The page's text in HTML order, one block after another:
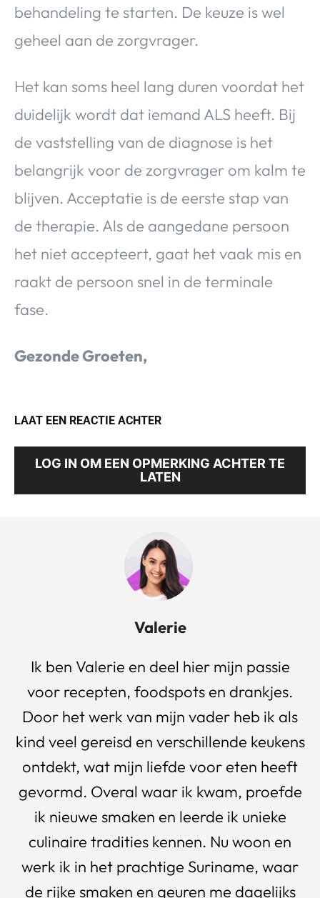
behandeling te starten. De keuze is wel
geheel aan de zorgvrager.
Het kan soms heel lang duren voordat het
duidelijk wordt dat iemand ALS heeft. Bij
de vaststelling van de diagnose is het
belangrijk voor de zorgvrager om kalm te
blijven. Acceptatie is de eerste stap van
de therapie. Als de aangedane persoon
het niet accepteert, gaat het vaak mis en
raakt de persoon snel in de terminale
fase.
Gezonde Groeten,
LAAT EEN REACTIE ACHTER
LOG IN OM EEN OPMERKING ACHTER TE
LATEN
Valerie
Ik ben Valerie en deel hier mijn passie
voor recepten, foodspots en drankjes.
Door het werk van mijn vader heb ik als
kind veel gereisd en verschillende keukens
ontdekt, wat mijn liefde voor eten heeft
gevormd. Overal waar ik kwam, proefde
ik nieuwe smaken en leerde ik unieke
culinaire tradities kennen. Nu woon en
werk ik in het prachtige Suriname, waar
de rijke smaken en geuren me dagelijks